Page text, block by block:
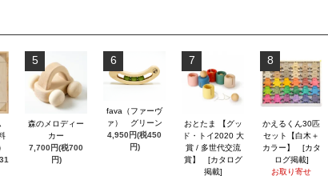
5
森のメロディー
カー
7,700円(税700
円)
6
fava（ファーヴ
ァ） グリーン
4,950円(税450
円)
7
おとたま 【グッ
ド・トイ2020 大
賞 / 多世代交流
賞】 [カタログ
掲載]
8
かえるくん30匹
セット【白木＋
カラー】 [カタ
ログ掲載]
お取り寄せ